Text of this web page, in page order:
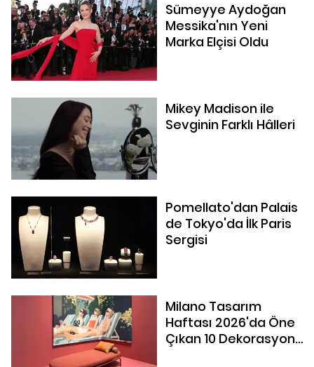
Sümeyye Aydoğan
Messika'nın Yeni
Marka Elçisi Oldu
Mikey Madison ile
Sevginin Farklı Hâlleri
Pomellato'dan Palais
de Tokyo'da İlk Paris
Sergisi
Milano Tasarım
Haftası 2026'da Öne
Çıkan 10 Dekorasyon